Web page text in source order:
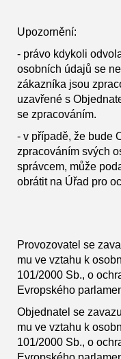
Upozornění:
- právo kdykoli
osobních údajů se
zákazníka jsou
uzavřené s
se zpracováním.
- v případě, že bude
zpracováním svých
správcem, může
obrátit na Úřad pro
Provozovatel se
mu ve vztahu k
101/2000 Sb., o
Evropského
Objednatel se
mu ve vztahu k
101/2000 Sb., o